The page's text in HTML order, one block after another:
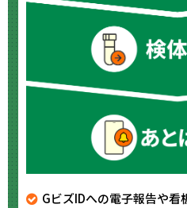
GビズIDへの電子報告や看